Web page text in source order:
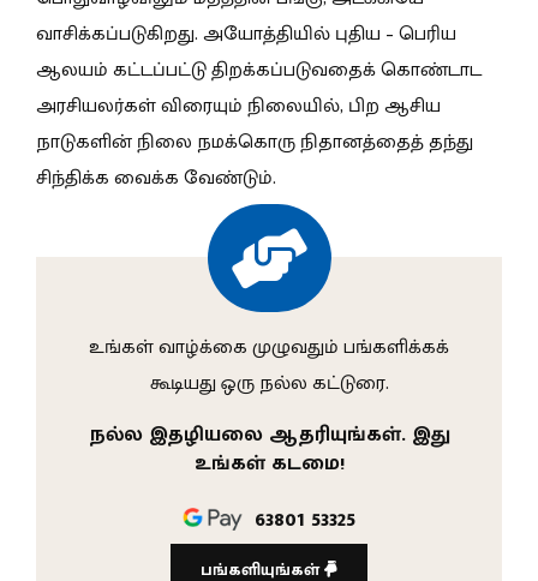
வாசிக்கப்படுகிறது. அயோத்தியில் புதிய – பெரிய
ஆலயம் கட்டப்பட்டு திறக்கப்படுவதைக் கொண்டாட
அரசியலர்கள் விரையும் நிலையில், பிற ஆசிய
நாடுகளின் நிலை நமக்கொரு நிதானத்தைத் தந்து
சிந்திக்க வைக்க வேண்டும்.
உங்கள் வாழ்க்கை முழுவதும் பங்களிக்கக்
கூடியது ஒரு நல்ல கட்டுரை.
நல்ல இதழியலை ஆதரியுங்கள். இது
உங்கள் கடமை!
63801 53325
பங்களியுங்கள்